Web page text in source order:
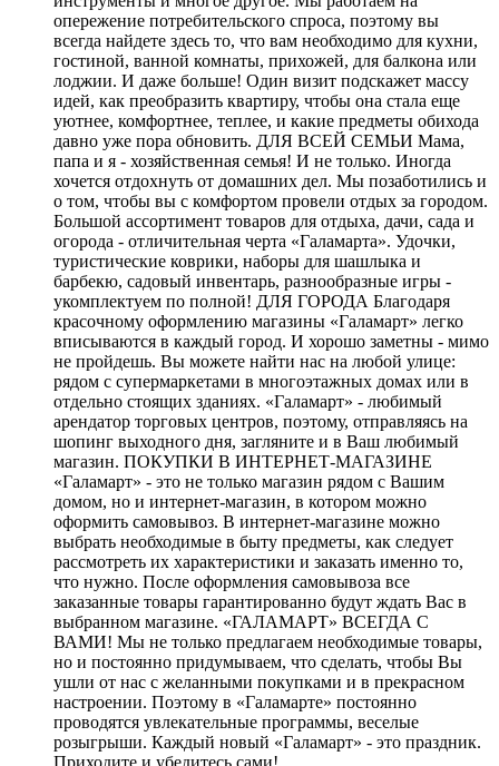
опережение потребительского спроса, поэтому вы
всегда найдете здесь то, что вам необходимо для кухни,
гостиной, ванной комнаты, прихожей, для балкона или
лоджии. И даже больше! Один визит подскажет массу
идей, как преобразить квартиру, чтобы она стала еще
уютнее, комфортнее, теплее, и какие предметы обихода
давно уже пора обновить. ДЛЯ ВСЕЙ СЕМЬИ Мама,
папа и я - хозяйственная семья! И не только. Иногда
хочется отдохнуть от домашних дел. Мы позаботились и
о том, чтобы вы с комфортом провели отдых за городом.
Большой ассортимент товаров для отдыха, дачи, сада и
огорода - отличительная черта «Галамарта». Удочки,
туристические коврики, наборы для шашлыка и
барбекю, садовый инвентарь, разнообразные игры -
укомплектуем по полной! ДЛЯ ГОРОДА Благодаря
красочному оформлению магазины «Галамарт» легко
вписываются в каждый город. И хорошо заметны - мимо
не пройдешь. Вы можете найти нас на любой улице:
рядом с супермаркетами в многоэтажных домах или в
отдельно стоящих зданиях. «Галамарт» - любимый
арендатор торговых центров, поэтому, отправляясь на
шопинг выходного дня, загляните и в Ваш любимый
магазин. ПОКУПКИ В ИНТЕРНЕТ-МАГАЗИНЕ
«Галамарт» - это не только магазин рядом с Вашим
домом, но и интернет-магазин, в котором можно
оформить самовывоз. В интернет-магазине можно
выбрать необходимые в быту предметы, как следует
рассмотреть их характеристики и заказать именно то,
что нужно. После оформления самовывоза все
заказанные товары гарантированно будут ждать Вас в
выбранном магазине. «ГАЛАМАРТ» ВСЕГДА С
ВАМИ! Мы не только предлагаем необходимые товары,
но и постоянно придумываем, что сделать, чтобы Вы
ушли от нас с желанными покупками и в прекрасном
настроении. Поэтому в «Галамарте» постоянно
проводятся увлекательные программы, веселые
розыгрыши. Каждый новый «Галамарт» - это праздник.
Приходите и убедитесь сами!